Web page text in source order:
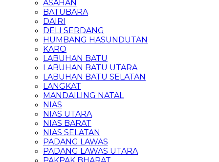
ASAHAN
BATUBARA
DAIRI
DELI SERDANG
HUMBANG HASUNDUTAN
KARO
LABUHAN BATU
LABUHAN BATU UTARA
LABUHAN BATU SELATAN
LANGKAT
MANDAILING NATAL
NIAS
NIAS UTARA
NIAS BARAT
NIAS SELATAN
PADANG LAWAS
PADANG LAWAS UTARA